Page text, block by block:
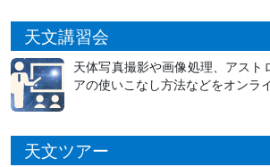
天文講習会
天体写真撮影や画像処理、アスト
アの使いこなし方法などをオンラ
天文ツアー